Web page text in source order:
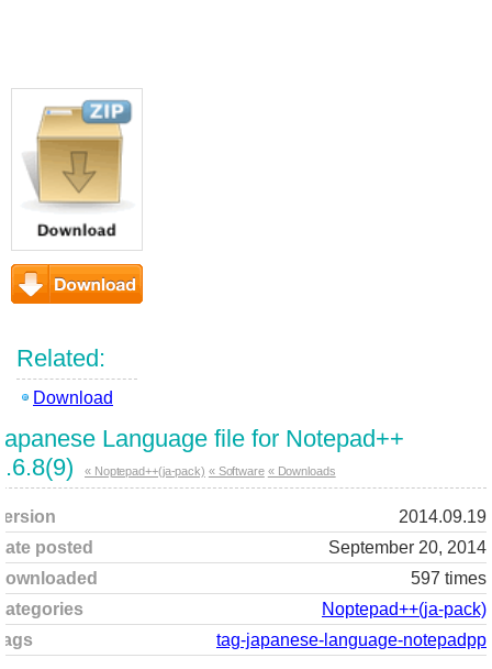
Related:
Download
Language file for Notepad++
« Noptepad++(ja-pack) « Software « Downloads
2014.09.19
posted
September 20, 2014
597 times
Noptepad++(ja-pack)
tag-japanese-language-notepadpp